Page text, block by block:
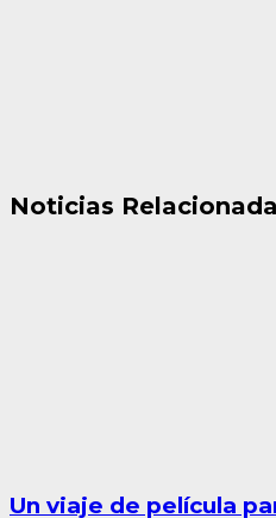
Noticias
Un viaje de película